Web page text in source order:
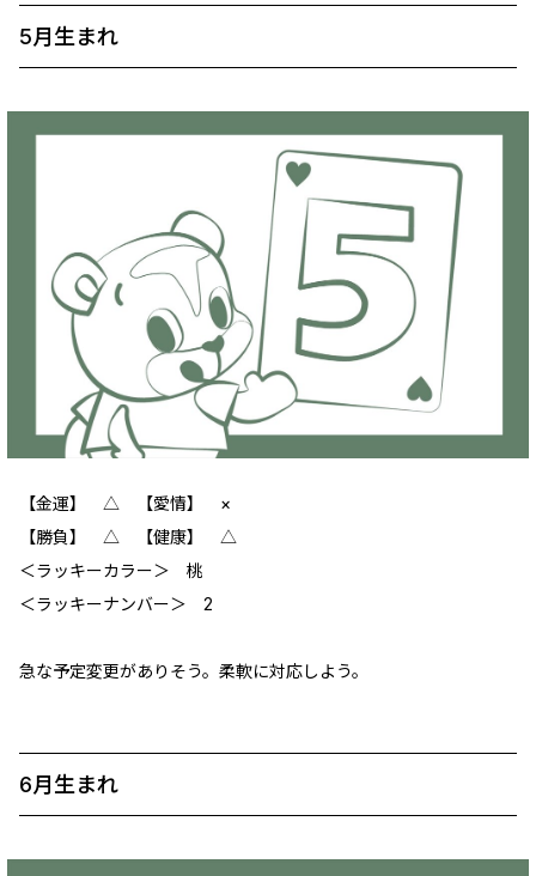
5月生まれ
【金運】 ‪‪△ 【愛情】 ×
【勝負】 △ 【健康】 △
＜ラッキーカラー＞ 桃
＜ラッキーナンバー＞ 2
急な予定変更がありそう。柔軟に対応しよう。
6月生まれ